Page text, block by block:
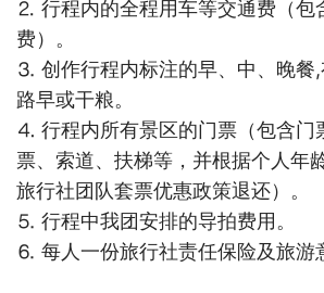
⒉ 行程内的全程用车等交通费（包
费）。
⒊ 创作行程内标注的早、中、晚餐
路早或干粮。
⒋ 行程内所有景区的门票（包含门
票、索道、扶梯等，并根据个人年
旅行社团队套票优惠政策退还）。
⒌ 行程中我团安排的导拍费用。
⒍ 每人一份旅行社责任保险及旅游